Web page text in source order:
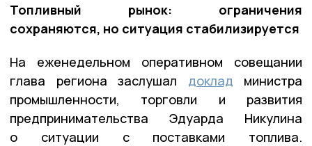
Топливный рынок: ограничения
сохраняются, но ситуация стабилизируется
На еженедельном оперативном совещании
глава региона заслушал доклад министра
промышленности, торговли и развития
предпринимательства Эдуарда Никулина
о ситуации с поставками топлива.